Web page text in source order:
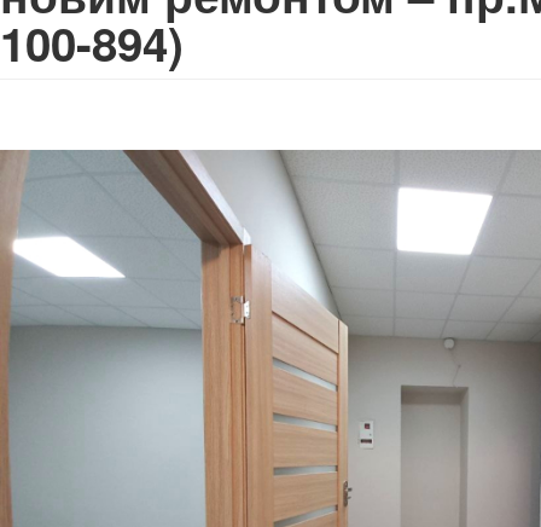
100-894)